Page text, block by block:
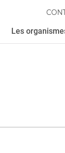
Les